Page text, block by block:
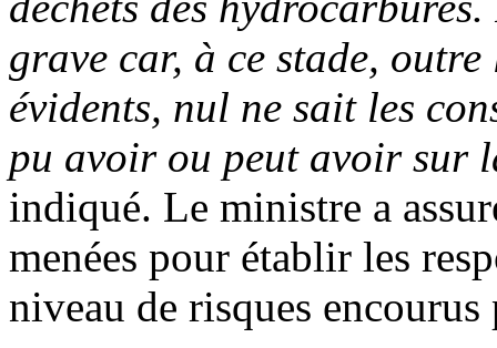
grave car, à ce stade,
évidents, nul ne sait les
pu avoir ou peut avoir sur
indiqué. Le ministre a
menées pour établir les
niveau de risques